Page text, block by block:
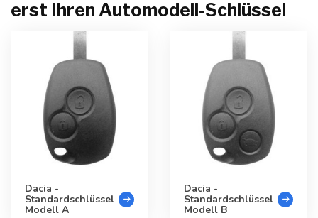
erst Ihren Automodell-Schlüssel
Dacia -
Standardschlüssel
Modell A
Dacia -
Standardschlüssel
Modell B